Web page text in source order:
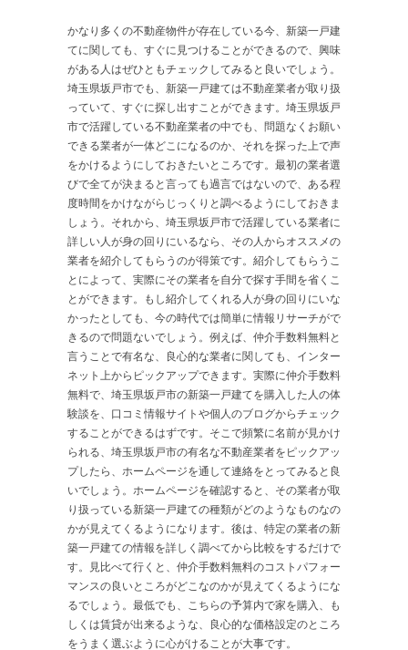
かなり多くの不動産物件が存在している今、新築一戸建
てに関しても、すぐに見つけることができるので、興味
がある人はぜひともチェックしてみると良いでしょう。
埼玉県坂戸市でも、新築一戸建ては不動産業者が取り扱
っていて、すぐに探し出すことができます。埼玉県坂戸
市で活躍している不動産業者の中でも、問題なくお願い
できる業者が一体どこになるのか、それを探った上で声
をかけるようにしておきたいところです。最初の業者選
びで全てが決まると言っても過言ではないので、ある程
度時間をかけながらじっくりと調べるようにしておきま
しょう。それから、埼玉県坂戸市で活躍している業者に
詳しい人が身の回りにいるなら、その人からオススメの
業者を紹介してもらうのが得策です。紹介してもらうこ
とによって、実際にその業者を自分で探す手間を省くこ
とができます。もし紹介してくれる人が身の回りにいな
かったとしても、今の時代では簡単に情報リサーチがで
きるので問題ないでしょう。例えば、仲介手数料無料と
言うことで有名な、良心的な業者に関しても、インター
ネット上からピックアップできます。実際に仲介手数料
無料で、埼玉県坂戸市の新築一戸建てを購入した人の体
験談を、口コミ情報サイトや個人のブログからチェック
することができるはずです。そこで頻繁に名前が見かけ
られる、埼玉県坂戸市の有名な不動産業者をピックアッ
プしたら、ホームページを通して連絡をとってみると良
いでしょう。ホームページを確認すると、その業者が取
り扱っている新築一戸建ての種類がどのようなものなの
かが見えてくるようになります。後は、特定の業者の新
築一戸建ての情報を詳しく調べてから比較をするだけで
す。見比べて行くと、仲介手数料無料のコストパフォー
マンスの良いところがどこなのかが見えてくるようにな
るでしょう。最低でも、こちらの予算内で家を購入、も
しくは賃貸が出来るような、良心的な価格設定のところ
をうまく選ぶように心がけることが大事です。